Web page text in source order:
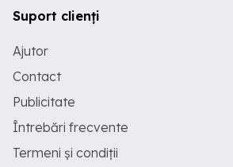
Suport clienți
Ajutor
Contact
Publicitate
Întrebări frecvente
Termeni și condiții